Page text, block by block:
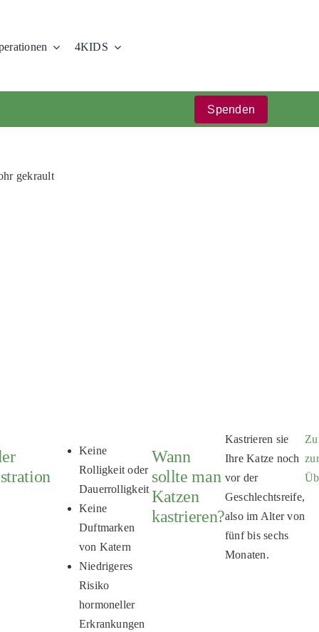
4KIDS
Spenden
Keine
Rolligkeit oder
Dauerrolligkeit
Keine
Duftmarken
von Katern
Niedrigeres
Risiko
hormoneller
Erkrankungen
Wann
sollte man
Katzen
kastrieren?
Kastrieren sie
Ihre Katze noch
vor der
Geschlechtsreife,
also im Alter von
fünf bis sechs
Monaten.
zur